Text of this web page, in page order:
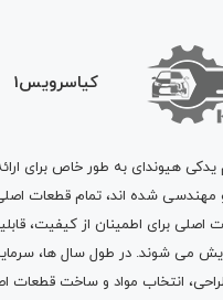
کیاسرویس1
یدکی هیوندای به طور خاص برای
شده اند، تمام قطعات اصلی
اصلی برای اطمینان از کیفیت،
می شوند. در طول سال ها،
انتخاب مواد و ساخت قطعات